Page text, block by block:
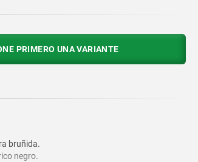
PRIMERO UNA VARIANTE
bruñida.
negro.